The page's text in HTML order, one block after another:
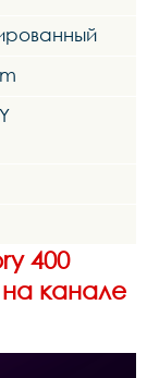
400
канале